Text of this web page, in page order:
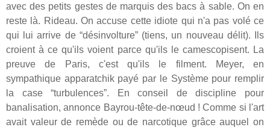
avec des petits gestes de marquis des bacs à sable. On en
reste là. Rideau. On accuse cette idiote qui n'a pas volé ce
qui lui arrive de “désinvolture” (tiens, un nouveau délit). Ils
croient à ce qu'ils voient parce qu'ils le camescopisent. La
preuve de Paris, c'est qu'ils le filment. Meyer, en
sympathique apparatchik payé par le Système pour remplir
la case “turbulences”. En conseil de discipline pour
banalisation, annonce Bayrou-tête-de-nœud ! Comme si l'art
avait valeur de remède ou de narcotique grâce auquel on